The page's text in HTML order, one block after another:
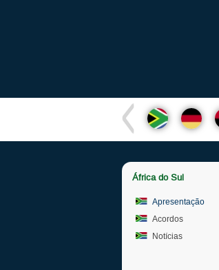
África do Sul
Apresentação
Acordos
Notícias